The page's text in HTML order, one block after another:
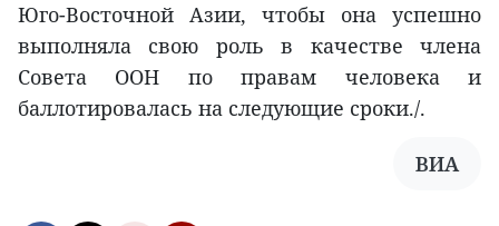
Юго-Восточной Азии, чтобы она успешно
выполняла свою роль в качестве члена
Совета ООН по правам человека и
баллотировалась на следующие сроки./.
ВИА